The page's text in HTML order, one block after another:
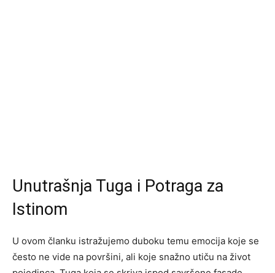
Unutrašnja Tuga i Potraga za
Istinom
U ovom članku istražujemo duboku temu emocija koje se
često ne vide na površini, ali koje snažno utiču na život